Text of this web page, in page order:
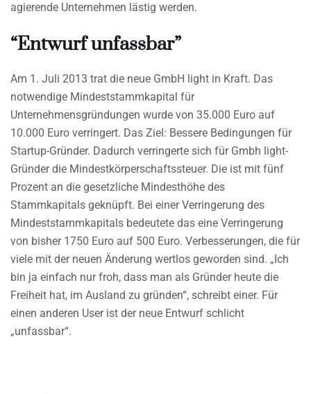
agierende Unternehmen lästig werden.
“Entwurf unfassbar”
Am 1. Juli 2013 trat die neue GmbH light in Kraft. Das
notwendige Mindeststammkapital für
Unternehmensgründungen wurde von 35.000 Euro auf
10.000 Euro verringert. Das Ziel: Bessere Bedingungen für
Startup-Gründer. Dadurch verringerte sich für Gmbh light-
Gründer die Mindestkörperschaftssteuer. Die ist mit fünf
Prozent an die gesetzliche Mindesthöhe des
Stammkapitals geknüpft. Bei einer Verringerung des
Mindeststammkapitals bedeutete das eine Verringerung
von bisher 1750 Euro auf 500 Euro. Verbesserungen, die für
viele mit der neuen Änderung wertlos geworden sind. „Ich
bin ja einfach nur froh, dass man als Gründer heute die
Freiheit hat, im Ausland zu gründen“, schreibt einer. Für
einen anderen User ist der neue Entwurf schlicht
„unfassbar“.